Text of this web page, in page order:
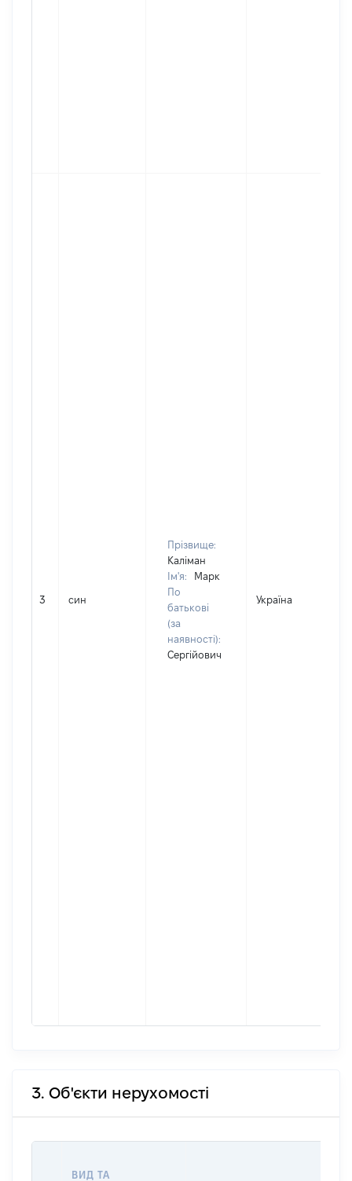
3 син
Прізвище:
Каліман
Ім'я:
Марк
По
батькові
(за
наявності):
Сергійович
Україна
3. Об'єкти нерухомості
ВИД ТА